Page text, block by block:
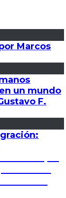
Marcos
un mundo
F.